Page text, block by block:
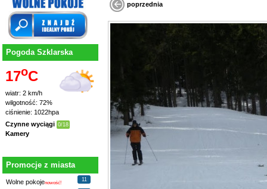
Pogoda Szklarska
17oC
wiatr: 2 km/h
wilgotność: 72%
ciśnienie: 1022hpa
Czynne wyciągi 0/18
Kamery
Promocje z miasta
Wolne pokojenowość!
11
poprzednia